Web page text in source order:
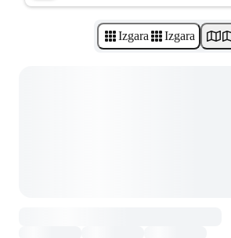
Izgara Izgara